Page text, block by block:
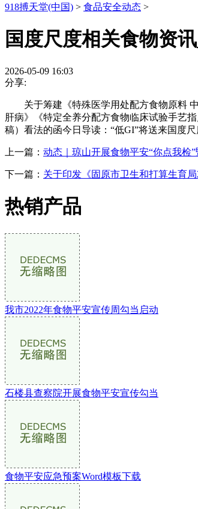
918搏天堂(中国) > 食品安全动态 >
国度尺度相关食物资
2026-05-09 16:03
分享:
关于筹建《特殊医学用处配方食物原料 中
肝病》《特定全养分配方食物临床试验手艺
稿）看法的函今日导读：“低GI”将送来国度
上一篇： 动态｜琼山开展食物平安“你点我检
下一篇： 关于印发《固原市卫生和打算生育局
热销产品
我市2022年食物平安宣传周勾当启动
石楼县查察院开展食物平安宣传勾当
食物平安应急预案Word模板下载